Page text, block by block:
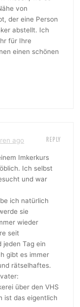
von
der eine Person
abstellt. Ich
für Ihre
einen schönen
ago REPLY
Imkerkurs
Ich selbst
und war
ich natürlich
sie
wieder
seit
jeden Tag ein
gibt es immer
rätselhaftes.
über den VHS
ist das eigentlich